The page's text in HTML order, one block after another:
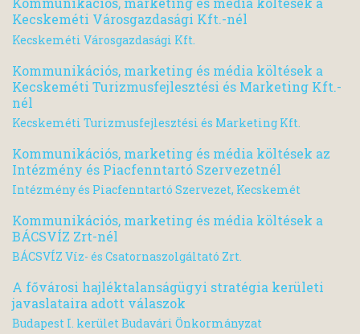
Kecskeméti Városgazdasági Kft.-nél
Kecskeméti Városgazdasági Kft.
Kommunikációs, marketing és média költések a
Kecskeméti Turizmusfejlesztési és Marketing Kft.-
nél
Kecskeméti Turizmusfejlesztési és Marketing Kft.
Kommunikációs, marketing és média költések az
Intézmény és Piacfenntartó Szervezetnél
Intézmény és Piacfenntartó Szervezet, Kecskemét
Kommunikációs, marketing és média költések a
BÁCSVÍZ Zrt-nél
BÁCSVÍZ Víz- és Csatornaszolgáltató Zrt.
A fővárosi hajléktalanságügyi stratégia kerületi
javaslataira adott válaszok
Budapest I. kerület Budavári Önkormányzat